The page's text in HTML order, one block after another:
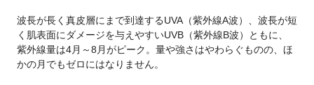
波長が長く真皮層にまで到達するUVA（紫外線A波）、波長が短
く肌表面にダメージを与えやすいUVB（紫外線B波）ともに、
紫外線量は4月～8月がピーク。量や強さはやわらぐものの、ほ
かの月でもゼロにはなりません。